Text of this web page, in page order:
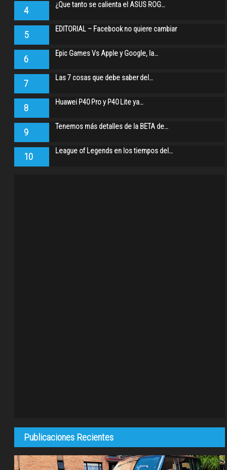
4 ¿Que tanto se calienta el ASUS ROG…
5 EDITORIAL – Facebook no quiere cambiar
6 Epic Games Vs Apple y Google, la…
7 Las 7 cosas que debe saber del…
8 Huawei P40 Pro y P40 Lite ya…
9 Tenemos más detalles de la BETA de…
10 League of Legends en los tiempos del…
Publicaciones Recientes